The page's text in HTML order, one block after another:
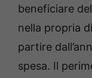
beneficiare
nella propria
partire
spesa. Il